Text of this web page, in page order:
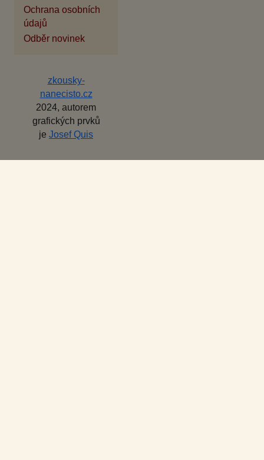
Ochrana osobních
údajů
Odběr novinek
zkousky-
nanecisto.cz
2024, autorem
grafických prvků
je Josef Quis